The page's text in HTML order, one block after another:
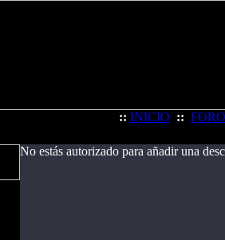
:: INICIO :: FORO
No estás autorizado para añadir una